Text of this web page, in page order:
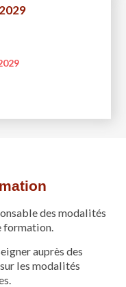
des modalités
formation.
auprès des
les modalités